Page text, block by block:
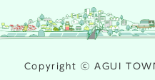
Copyright ⓒ AGUI